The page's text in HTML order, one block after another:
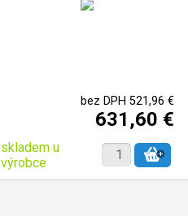
bez DPH 521,96 €
631,60 €
skladem u
výrobce